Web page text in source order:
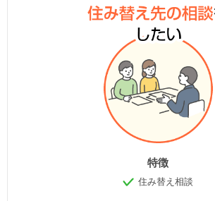
特徴
住み替え相談